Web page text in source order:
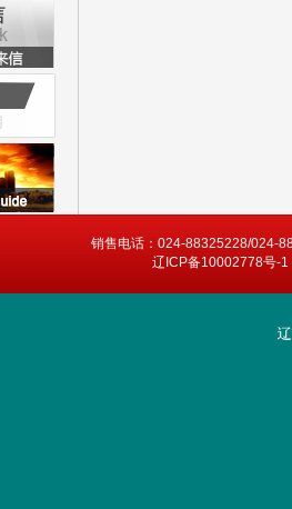
销售电话：024-88325228/024-
辽ICP备10002778号-1